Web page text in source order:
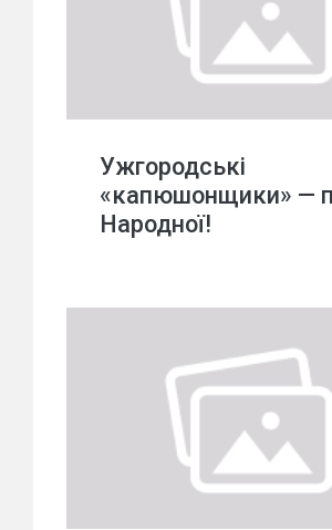
Ужгородські
«капюшонщики» —
Народної!